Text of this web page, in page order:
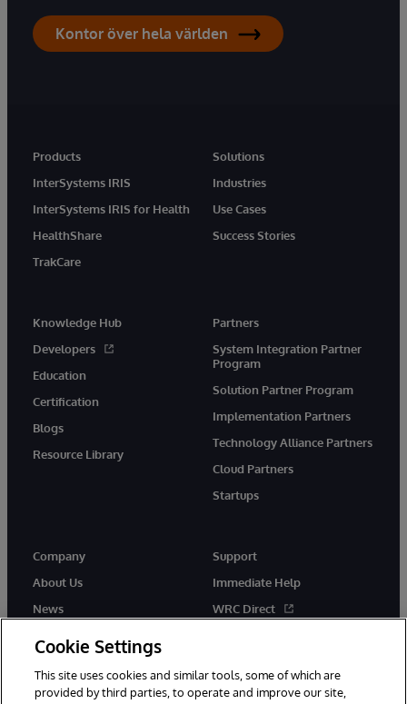
Kontor över hela världen
Products
InterSystems IRIS
InterSystems IRIS for Health
HealthShare
TrakCare
Solutions
Industries
Use Cases
Success Stories
Knowledge Hub
Developers
Education
Certification
Blogs
Resource Library
Partners
System Integration Partner
Program
Solution Partner Program
Implementation Partners
Technology Alliance Partners
Cloud Partners
Startups
Company
About Us
News
Support
Immediate Help
WRC Direct
Cookie Settings
This site uses cookies and similar tools, some of which are
provided by third parties, to operate and improve our site,